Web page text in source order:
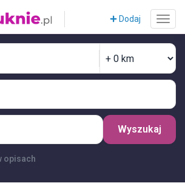
Dodaj
Wyszukaj
opisach